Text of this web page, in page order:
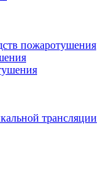
пожаротушения
трансляции